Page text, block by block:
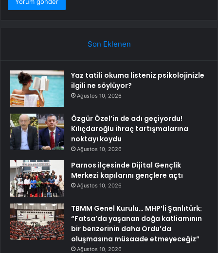
Son Eklenen
Yaz tatili okuma listeniz psikolojinizle
ilgili ne söylüyor?
Ağustos 10, 2026
Özgür Özel’in de adı geçiyordu!
Kılıçdaroğlu ihraç tartışmalarına
noktayı koydu
Ağustos 10, 2026
Parnos ilçesinde Dijital Gençlik
Merkezi kapılarını gençlere açtı
Ağustos 10, 2026
TBMM Genel Kurulu… MHP’li Şanlıtürk:
“Fatsa’da yaşanan doğa katliamının
bir benzerinin daha Ordu’da
oluşmasına müsaade etmeyeceğiz”
Ağustos 10, 2026